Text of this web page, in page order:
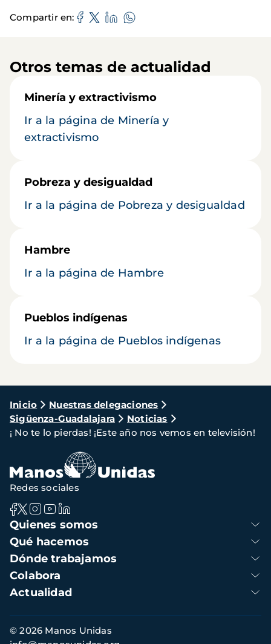
Compartir en
Otros temas de actualidad
Minería y extractivismo
Ir a la página de Minería y
extractivismo
Pobreza y desigualdad
Ir a la página de Pobreza y desigualdad
Hambre
Ir a la página de Hambre
Pueblos indígenas
Ir a la página de Pueblos indígenas
Ruta
de
navegación
Inicio
Nuestras delegaciones
Sigüenza-Guadalajara
Noticias
¡ No te lo pierdas! ¡Este año nos vemos en televisión!
Navegación
principal
Quienes somos
Qué hacemos
Dónde trabajamos
Colabora
Actualidad
Redes sociales
Información
de
© 2026 Manos Unidas